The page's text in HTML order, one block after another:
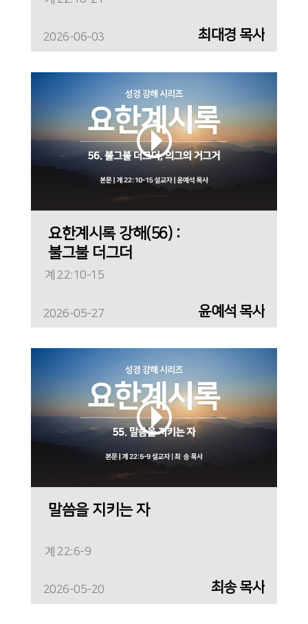
2026-06-03 최대경 목사
요한계시록 강해(56) :
불그불 더그더
계 22:10-15
2026-05-27 윤예석 목사
말씀을 지키는 자
계 22:6-9
2026-05-20 최송 목사